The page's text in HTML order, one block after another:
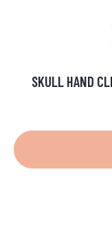
SKULL HAND